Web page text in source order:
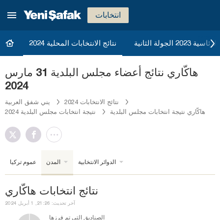
انتخابات
نتائج الانتخابات المحلية 2024 الجولة الثانية
هاكّاري نتائج أعضاء مجلس البلدية 31 مارس
2024
يني شفق العربية
نتائج الانتخابات 2024
نتيجة انتخابات مجلس البلدية 2024
هاكّاري نتيجة انتخابات مجلس البلدية
عموم تركيا المدن الدوائر الانتخابية
نتائج انتخابات هاكّاري
آخر تحديث: 21:26, 1 أبريل 2024
الصناديق التي تم فرزها